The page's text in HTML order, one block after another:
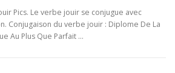
Pics. Le verbe jouir se conjugue avec
Conjugaison du verbe jouir : Diplome De La
Au Plus Que Parfait …